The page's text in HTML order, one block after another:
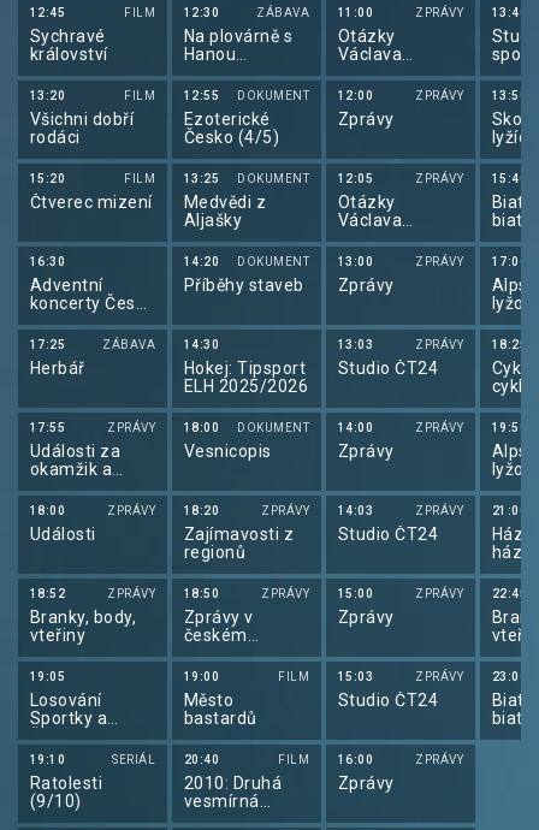
12:45 FILM
Sychravé
království
13:20 FILM
Všichni dobří
rodáci
15:20 FILM
Čtverec mizení
16:30
Adventní
koncerty České
televize 2025
17:25 ZÁBAVA
Herbář
17:55 ZPRÁVY
Události za
okamžik a
počasí
18:00 ZPRÁVY
Události
18:52 ZPRÁVY
Branky, body,
vteřiny
19:05
Losování
Sportky a
Šance
19:10 SERIÁL
Ratolesti
(9/10)
12:30 ZÁBAVA
Na plovárně s
Hanou
Maciuchovou
12:55 DOKUMENT
Ezoterické
Česko (4/5)
13:25 DOKUMENT
Medvědi z
Aljašky
14:20 DOKUMENT
Příběhy staveb
14:30
Hokej: Tipsport
ELH 2025/2026
18:00 DOKUMENT
Vesnicopis
18:20 ZPRÁVY
Zajímavosti z
regionů
18:50 ZPRÁVY
Zprávy v
českém
znakovém
jazyce
19:00 FILM
Město
bastardů
20:40 FILM
2010: Druhá
vesmírná
odysea
11:00 ZPRÁVY
Otázky
Václava
Moravce
12:00 ZPRÁVY
Zprávy
12:05 ZPRÁVY
Otázky
Václava
Moravce
13:00 ZPRÁVY
Zprávy
13:03 ZPRÁVY
Studio ČT24
14:00 ZPRÁVY
Zprávy
14:03 ZPRÁVY
Studio ČT24
15:00 ZPRÁVY
Zprávy
15:03 ZPRÁVY
Studio ČT24
16:00 ZPRÁVY
Zprávy
13:40
sport
13:50
lyžích
15:40
17:00
18:25
19:50
21:00
2025
22:45
23:00